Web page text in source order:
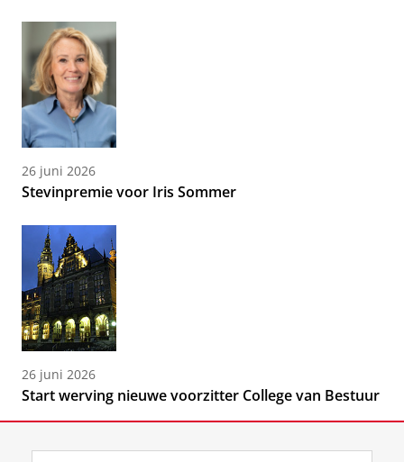
26 juni 2026
Stevinpremie voor Iris Sommer
26 juni 2026
Start werving nieuwe voorzitter College van Bestuur